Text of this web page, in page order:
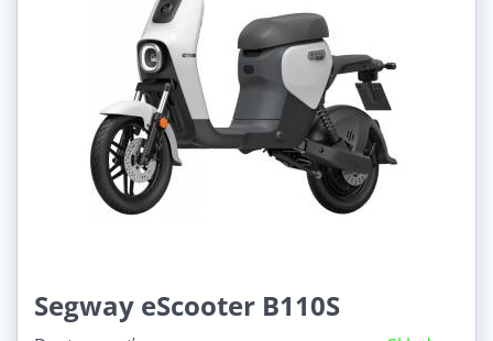
Segway eScooter B110S